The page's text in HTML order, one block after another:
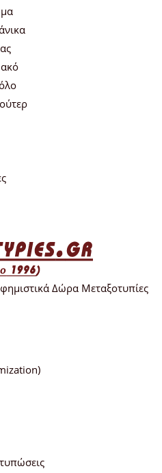
Δώρα Μεταξοτυπίες